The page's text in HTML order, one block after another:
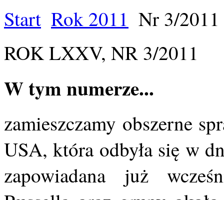
Start Rok 2011 Nr 3/2011
ROK LXXV, NR 3/2011
W tym numerze...
zamieszczamy obszerne
USA, która odbyła się w
zapowiadana już